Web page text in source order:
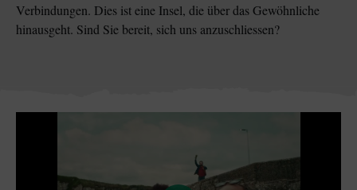
Verbindungen. Dies ist eine Insel, die über das Gewöhnliche
hinausgeht. Sind Sie bereit, sich uns anzuschliessen?